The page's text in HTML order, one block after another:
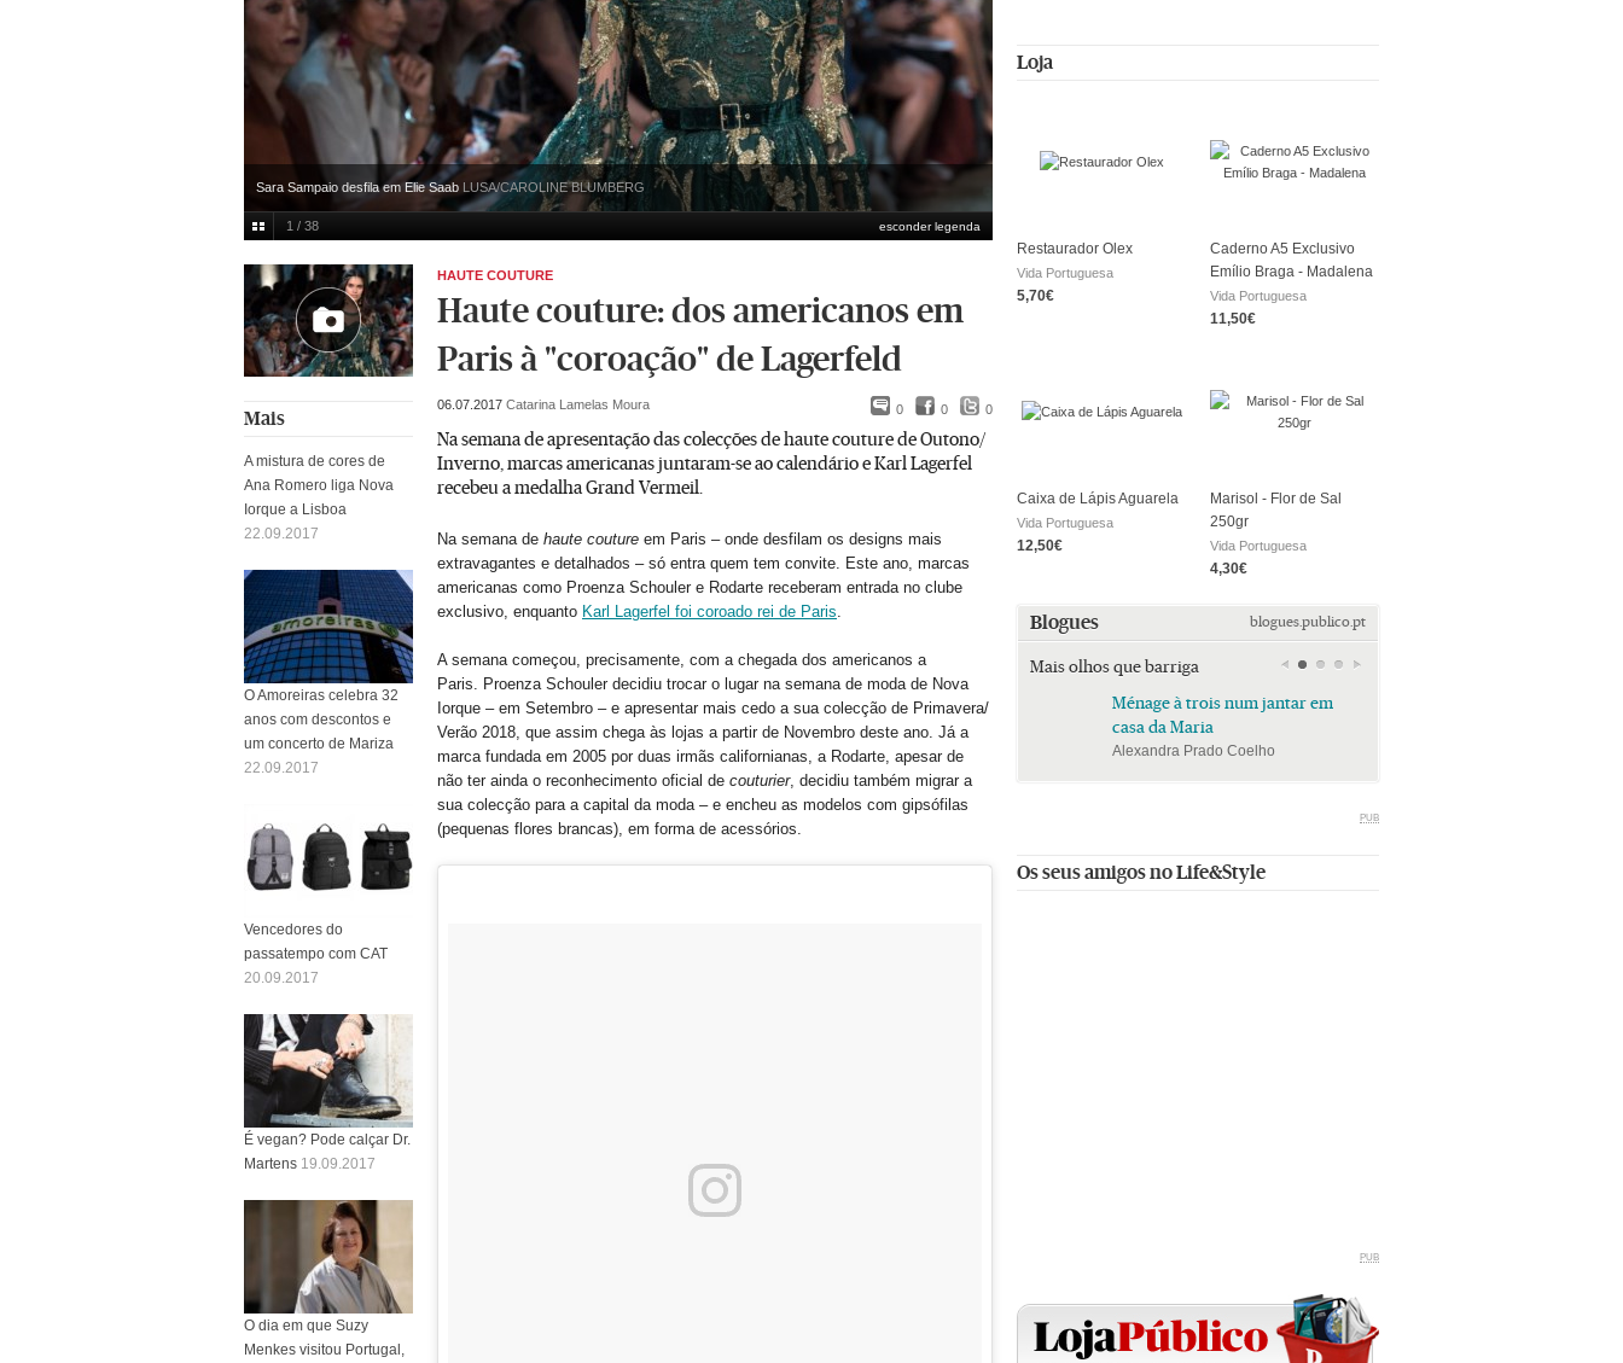
Sara Sampaio desfila em Elie Saab LUSA/CAROLINE BLUMBERG
esconder legenda
1 / 38
HAUTE COUTURE
Haute couture: dos americanos em
Paris à "coroação" de Lagerfeld
0 0 0
06.07.2017 Catarina Lamelas Moura
Na semana de apresentação das colecções de haute couture de Outono/
Inverno, marcas americanas juntaram-se ao calendário e Karl Lagerfel
recebeu a medalha Grand Vermeil.
Na semana de haute couture em Paris – onde desfilam os designs mais
extravagantes e detalhados – só entra quem tem convite. Este ano, marcas
americanas como Proenza Schouler e Rodarte receberam entrada no clube
exclusivo, enquanto Karl Lagerfel foi coroado rei de Paris
A semana começou, precisamente, com a chegada dos americanos a
Paris. Proenza Schouler decidiu trocar o lugar na semana de moda de Nova
Iorque – em Setembro – e apresentar mais cedo a sua colecção de Primavera/
Verão 2018, que assim chega às lojas a partir de Novembro deste ano. Já a
marca fundada em 2005 por duas irmãs californianas, a Rodarte, apesar de
não ter ainda o reconhecimento oficial de couturier, decidiu também migrar a
sua colecção para a capital da moda – e encheu as modelos com gipsófilas
(pequenas flores brancas), em forma de acessórios.
Mais
A mistura de cores de
Ana Romero liga Nova
Iorque a Lisboa
22.09.2017
O Amoreiras celebra 32
anos com descontos e
um concerto de Mariza
22.09.2017
Vencedores do
passatempo com CAT
20.09.2017
É vegan? Pode calçar Dr.
Martens 19.09.2017
O dia em que Suzy
Menkes visitou Portugal,
Loja
Restaurador Olex
Vida Portuguesa
5,70€
Caderno A5 Exclusivo
Emílio Braga - Madalena
Vida Portuguesa
11,50€
Caixa de Lápis Aguarela
Vida Portuguesa
12,50€
Marisol - Flor de Sal
250gr
Vida Portuguesa
4,30€
Blogues blogues.publico.pt
Mais olhos que barriga
Ménage à trois num jantar em
casa da Maria
Alexandra Prado Coelho
PUB
Os seus amigos no Life&Style
PUB